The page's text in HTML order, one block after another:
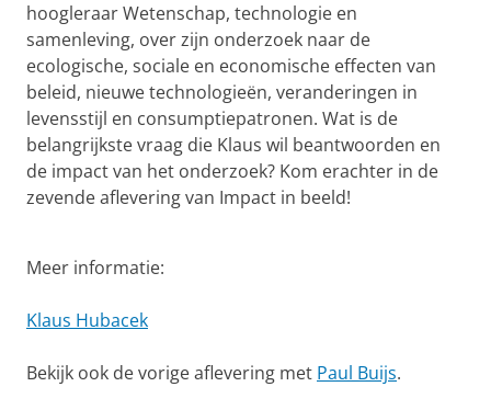
hoogleraar Wetenschap, technologie en
samenleving, over zijn onderzoek naar de
ecologische, sociale en economische effecten van
beleid, nieuwe technologieën, veranderingen in
levensstijl en consumptiepatronen. Wat is de
belangrijkste vraag die Klaus wil beantwoorden en
de impact van het onderzoek? Kom erachter in de
zevende aflevering van Impact in beeld!
Meer informatie:
Klaus Hubacek
Bekijk ook de vorige aflevering met Paul Buijs.